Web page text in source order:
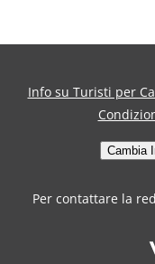
Info su Turisti per
Cambia
Per contattare la